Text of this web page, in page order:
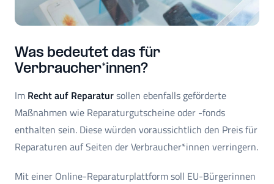
Was bedeutet das für
Verbraucher*innen?
Im Recht auf Reparatursollen ebenfalls geförderte
Maßnahmen wie Reparaturgutscheine oder -fonds
enthalten sein. Diese würden voraussichtlich den Preis für
Reparaturen auf Seiten der Verbraucher*innen verringern.
Mit einer Online-Reparaturplattform soll EU-Bürgerinnen